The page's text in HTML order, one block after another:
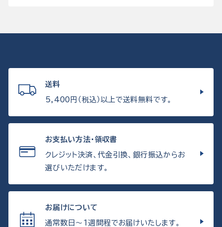
送料
5,400円（税込）以上で送料無料です。
お支払い方法・領収書
クレジット決済、代金引換、銀行振込からお
選びいただけます。
お届けについて
通常数日〜1週間程でお届けいたします。